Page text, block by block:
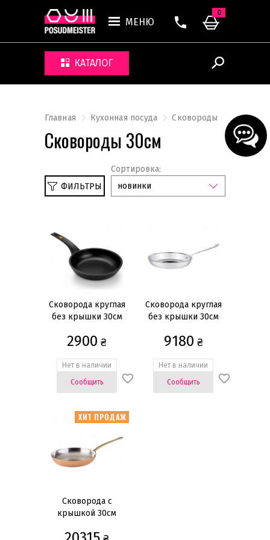
МЕНЮ
КАТАЛОГ
0
Главная Кухонная посуда Сковороды
Сковороды 30см
Сортировка:
новинки
ФИЛЬТРЫ
Наборы кастрюль и сковородок
Наборы для фондю
Кастрюли
Сковороды
Воки
Ковши
Крышки
Банки для хранения кофе
Показать всё
—
Сковорода круглая
без крышки 30см
2900 ₴
Нет в наличии
Сообщить
Сковорода круглая
без крышки 30см
9180 ₴
Нет в наличии
Сообщить
ХИТ ПРОДАЖ
Сковорода с
крышкой 30см